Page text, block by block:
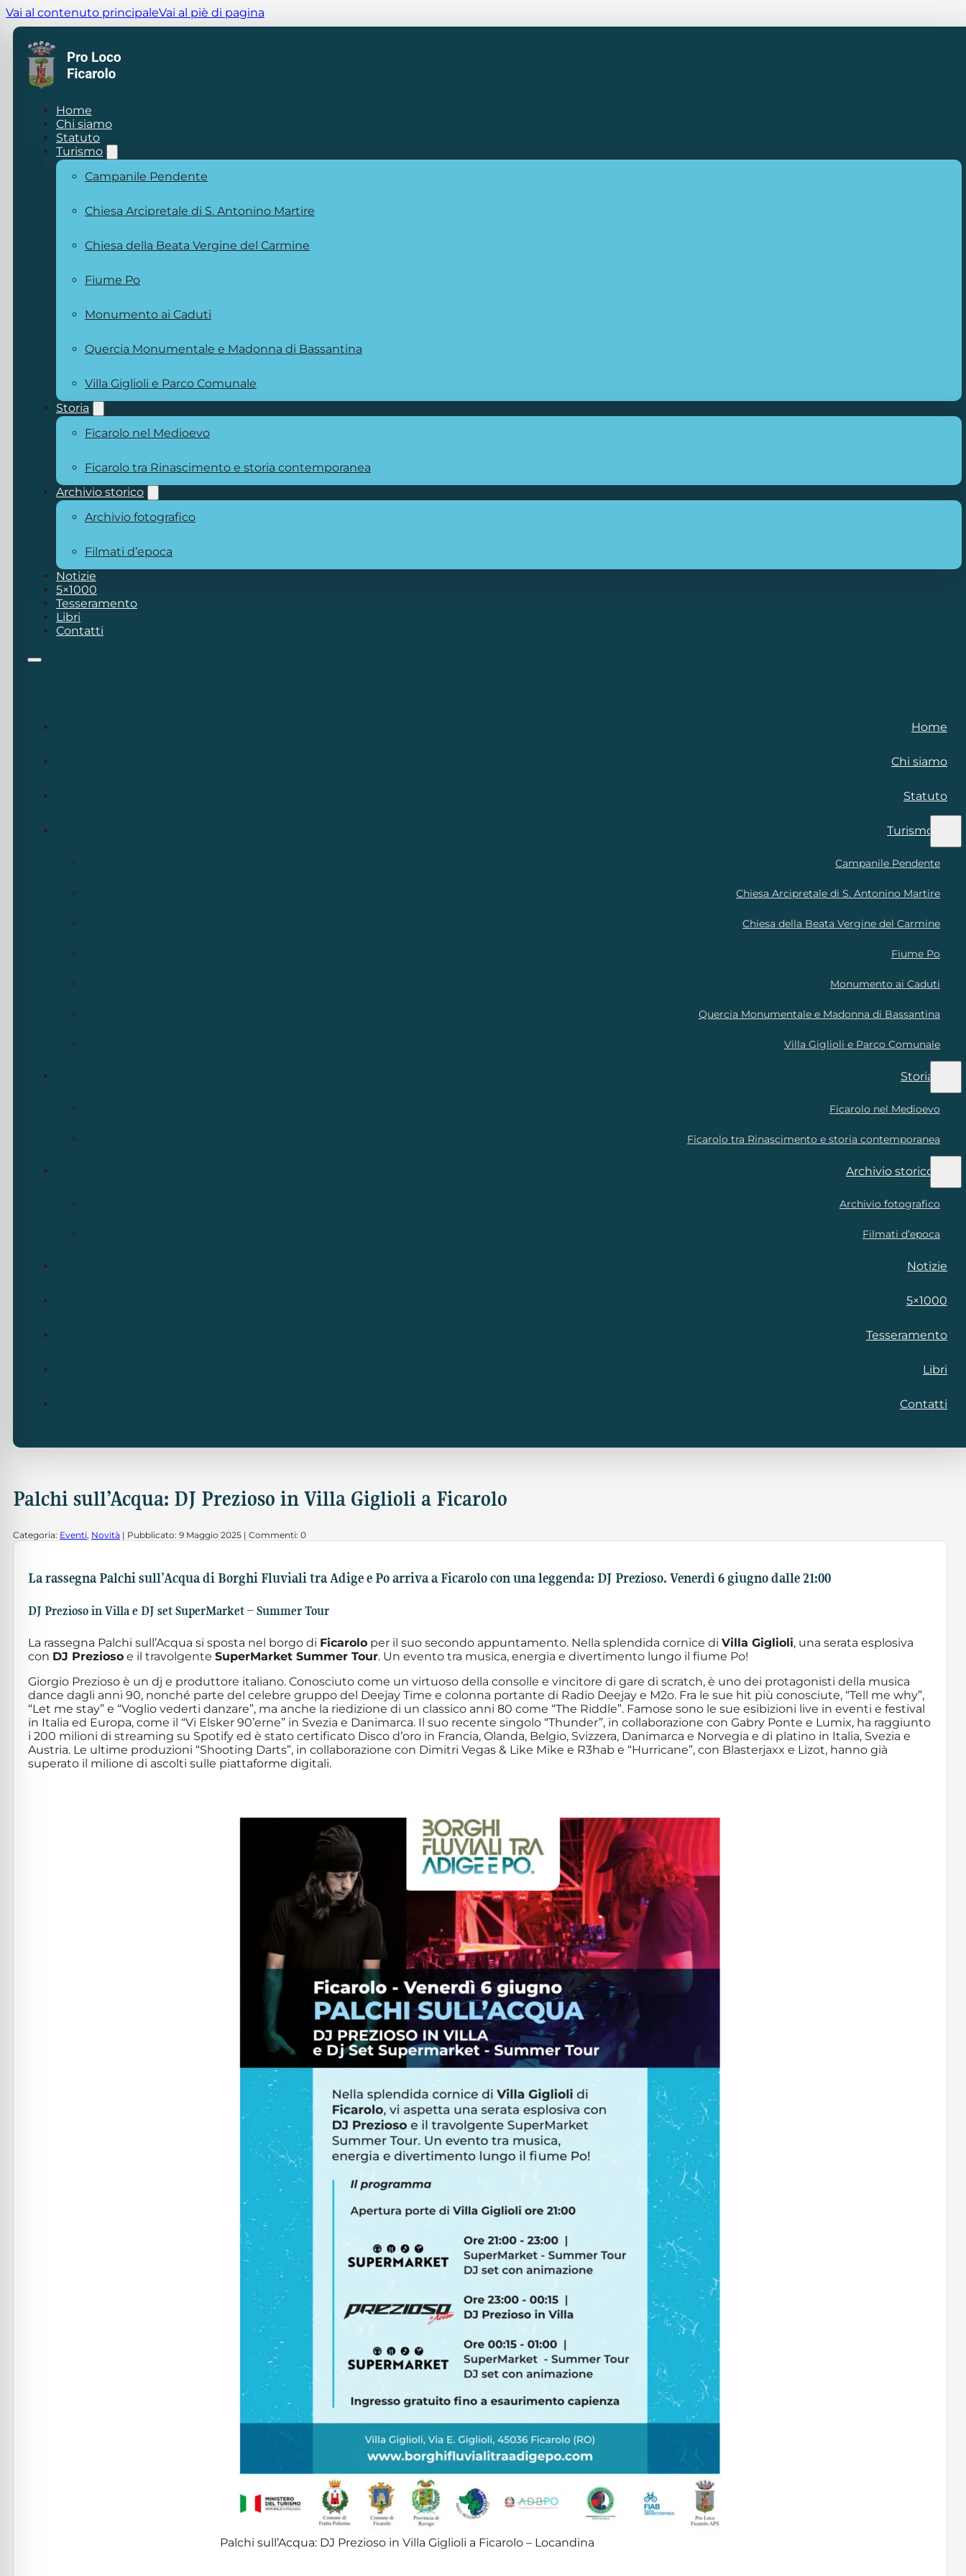
Vai al contenuto principaleVai al piè di pagina
Home
Chi siamo
Statuto
Turismo
Campanile Pendente
Chiesa Arcipretale di S. Antonino Martire
Chiesa della Beata Vergine del Carmine
Fiume Po
Monumento ai Caduti
Quercia Monumentale e Madonna di Bassantina
Villa Giglioli e Parco Comunale
Storia
Ficarolo nel Medioevo
Ficarolo tra Rinascimento e storia contemporanea
Archivio storico
Archivio fotografico
Filmati d’epoca
Notizie
5×1000
Tesseramento
Libri
Contatti
Home
Chi siamo
Statuto
Turismo
Campanile Pendente
Chiesa Arcipretale di S. Antonino Martire
Chiesa della Beata Vergine del Carmine
Fiume Po
Monumento ai Caduti
Quercia Monumentale e Madonna di Bassantina
Villa Giglioli e Parco Comunale
Storia
Ficarolo nel Medioevo
Ficarolo tra Rinascimento e storia contemporanea
Archivio storico
Archivio fotografico
Filmati d’epoca
Notizie
5×1000
Tesseramento
Libri
Contatti
Palchi sull’Acqua: DJ Prezioso in Villa Giglioli a Ficarolo
Categoria: Eventi, Novità | Pubblicato: 9 Maggio 2025 | Commenti: 0
La rassegna Palchi sull’Acqua di Borghi Fluviali tra Adige e Po arriva a Ficarolo con una leggenda: DJ Prezioso. Venerdì 6 giugno dalle 21:00
DJ Prezioso in Villa e DJ set SuperMarket – Summer Tour
La rassegna Palchi sull’Acqua si sposta nel borgo di Ficarolo per il suo secondo appuntamento. Nella splendida cornice di Villa Giglioli, una serata esplosiva
con DJ Prezioso e il travolgente SuperMarket Summer Tour. Un evento tra musica, energia e divertimento lungo il fiume Po!
Giorgio Prezioso è un dj e produttore italiano. Conosciuto come un virtuoso della consolle e vincitore di gare di scratch, è uno dei protagonisti della musica
dance dagli anni 90, nonché parte del celebre gruppo del Deejay Time e colonna portante di Radio Deejay e M2o. Fra le sue hit più conosciute, “Tell me why”,
“Let me stay” e “Voglio vederti danzare”, ma anche la riedizione di un classico anni 80 come “The Riddle”. Famose sono le sue esibizioni live in eventi e festival
in Italia ed Europa, come il “Vi Elsker 90’erne” in Svezia e Danimarca. Il suo recente singolo “Thunder”, in collaborazione con Gabry Ponte e Lumix, ha raggiunto
i 200 milioni di streaming su Spotify ed è stato certificato Disco d’oro in Francia, Olanda, Belgio, Svizzera, Danimarca e Norvegia e di platino in Italia, Svezia e
Austria. Le ultime produzioni “Shooting Darts”, in collaborazione con Dimitri Vegas & Like Mike e R3hab e “Hurricane”, con Blasterjaxx e Lizot, hanno già
superato il milione di ascolti sulle piattaforme digitali.
Palchi sull’Acqua: DJ Prezioso in Villa Giglioli a Ficarolo – Locandina